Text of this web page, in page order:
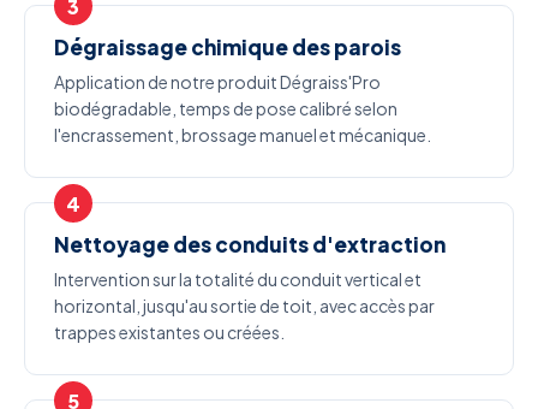
Dégraissage chimique des parois
Application de notre produit Dégraiss'Pro
biodégradable, temps de pose calibré selon
l'encrassement, brossage manuel et mécanique.
Nettoyage des conduits d'extraction
Intervention sur la totalité du conduit vertical et
horizontal, jusqu'au sortie de toit, avec accès par
trappes existantes ou créées.